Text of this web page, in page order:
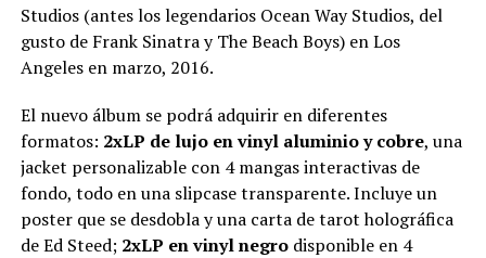
Studios (antes los legendarios Ocean Way Studios, del
gusto de Frank Sinatra y The Beach Boys) en Los
Angeles en marzo, 2016.
El nuevo álbum se podrá adquirir en diferentes
formatos: 2xLP de lujo en vinyl aluminio y cobre, una
jacket personalizable con 4 mangas interactivas de
fondo, todo en una slipcase transparente. Incluye un
poster que se desdobla y una carta de tarot holográfica
de Ed Steed; 2xLP en vinyl negrodisponible en 4